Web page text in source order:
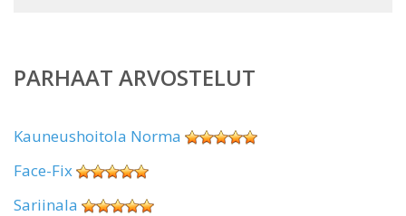
PARHAAT ARVOSTELUT
Kauneushoitola Norma
Face-Fix
Sariinala